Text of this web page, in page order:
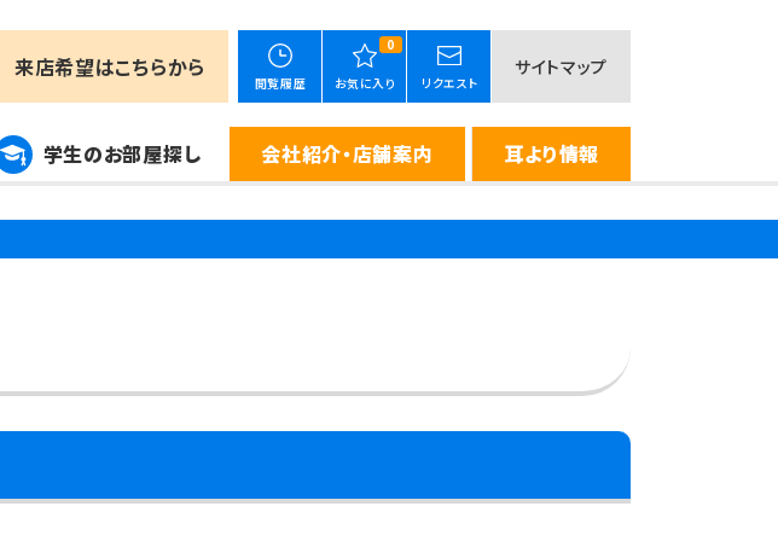
来店希望はこちらから
閲覧履歴
0
お気に入り リクエスト
サイトマップ
学生のお部屋探し 会社紹介・店舗案内 耳より情報